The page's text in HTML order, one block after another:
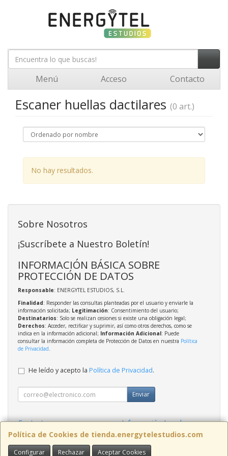
Menú Acceso Contacto
Escaner huellas dactilares (0 art.)
No hay resultados.
Política de Cookies de tienda.energytelestudios.com
Configurar Rechazar Aceptar Cookies
Sobre Nosotros
¡Suscríbete a Nuestro Boletín!
INFORMACIÓN BÁSICA SOBRE
PROTECCIÓN DE DATOS
Responsable: ENERGYTEL ESTUDIOS, S.L.
Finalidad: Responder las consultas planteadas por el usuario y enviarle la
información solicitada; Legitimación: Consentimiento del usuario;
Destinatarios: Solo se realizan cesiones si existe una obligación legal;
Derechos: Acceder, rectificar y suprimir, así como otros derechos, como se
indica en la información adicional; Información Adicional: Puede
consultar la información completa de Protección de Datos en nuestra Política
de Privacidad.
He leído y acepto la Política de Privacidad.
Enviar
Contacto
Información Legal
Política Privacidad
Política de Cookies